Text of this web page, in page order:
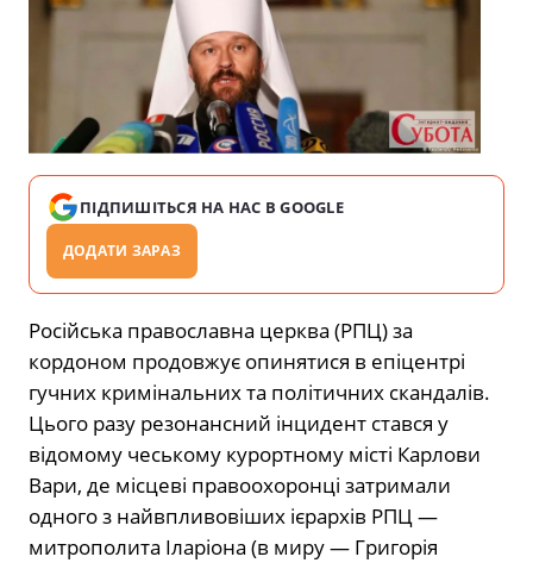
ПІДПИШІТЬСЯ НА НАС В GOOGLE
ДОДАТИ ЗАРАЗ
Російська православна церква (РПЦ) за
кордоном продовжує опинятися в епіцентрі
гучних кримінальних та політичних скандалів.
Цього разу резонансний інцидент стався у
відомому чеському курортному місті Карлови
Вари, де місцеві правоохоронці затримали
одного з найвпливовіших ієрархів РПЦ —
митрополита Іларіона (в миру — Григорія